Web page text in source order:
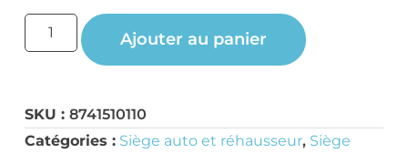
Ajouter au panier
SKU : 8741510110
Catégories : Siège auto et réhausseur, Siège